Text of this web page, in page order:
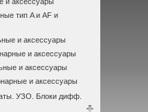
тип A и AF и
и аксессуары
и аксессуары
и аксессуары
и аксессуары
УЗО. Блоки дифф.